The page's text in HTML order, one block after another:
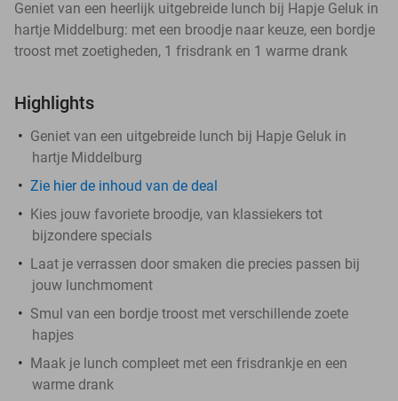
Geniet van een heerlijk uitgebreide lunch bij Hapje Geluk in
hartje Middelburg: met een broodje naar keuze, een bordje
troost met zoetigheden, 1 frisdrank en 1 warme drank
Highlights
Geniet van een uitgebreide lunch bij Hapje Geluk in
hartje Middelburg
Zie hier de inhoud van de deal
Kies jouw favoriete broodje, van klassiekers tot
bijzondere specials
Laat je verrassen door smaken die precies passen bij
jouw lunchmoment
Smul van een bordje troost met verschillende zoete
hapjes
Maak je lunch compleet met een frisdrankje en een
warme drank